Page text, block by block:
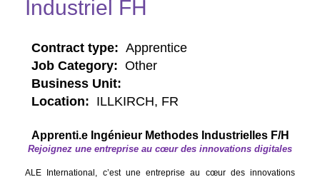
Industriel FH
Contract type: Apprentice
Job Category: Other
Business Unit:
Location: ILLKIRCH, FR
Apprenti.e Ingénieur Methodes Industrielles F/H
Rejoignez une entreprise au cœur des innovations digitales
ALE International, c’est une entreprise au cœur des innovations